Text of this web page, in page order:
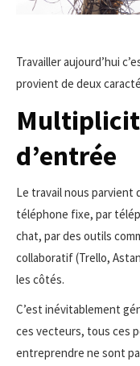
Travailler aujourd’hui
provient de deux
d’entrée
Le travail nous parvient
téléphone fixe, par
chat, par des outils
collaboratif (Trello,
les côtés.
C’est inévitablement
ces vecteurs, tous ces
entreprendre ne sont